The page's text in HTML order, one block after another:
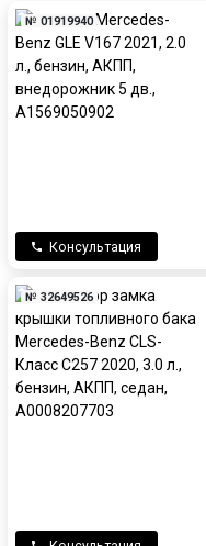
№ 01919940
Консультация
№ 32649526